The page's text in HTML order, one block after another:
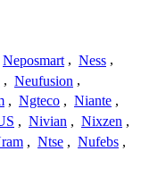
Neposmart , Ness ,
, Neufusion ,
, Ngteco , Niante ,
, Nivian , Nixzen ,
, Ntse , Nufebs ,